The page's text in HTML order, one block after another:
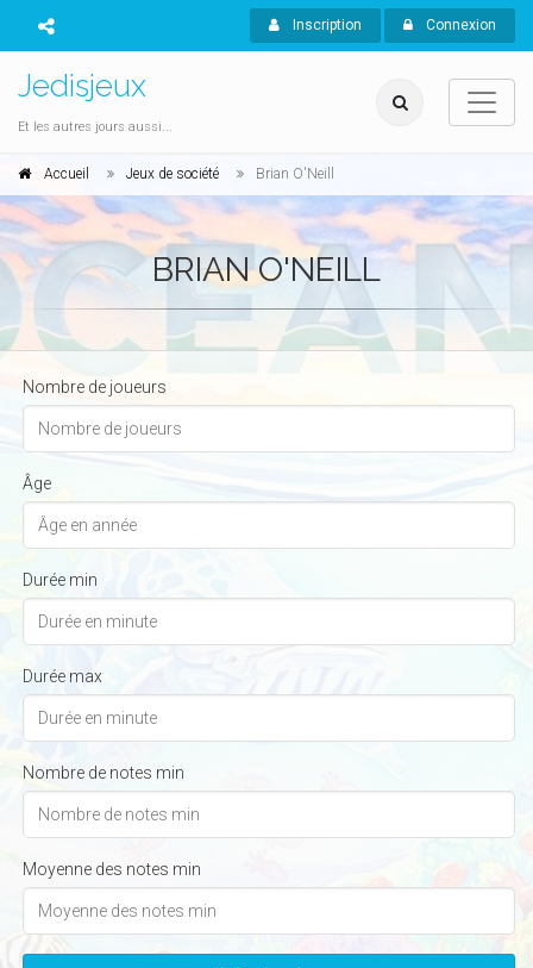
Inscription Connexion
Jedisjeux
Et les autres jours aussi...
Accueil Jeux de société Brian O'Neill
BRIAN O'NEILL
Nombre de joueurs
Âge
Durée min
Durée max
Nombre de notes min
Moyenne des notes min